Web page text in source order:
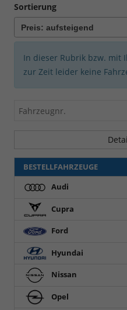
Sortierung
In dieser Rubrik bzw. mit
zur Zeit leider keine
Fahrzeugnr.
BESTELLFAHRZEUGE
Audi
Cupra
Ford
Hyundai
Nissan
Opel